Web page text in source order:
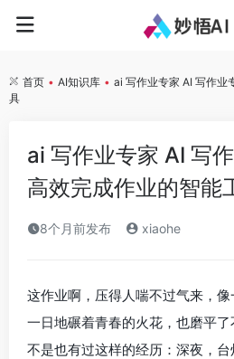
首页 • AI知识库 • ai 写作业专家 AI 写作业
具
ai 写作业专家 AI 写
高效完成作业的智能
8个月前发布 xiaohe
这作业啊，压得人喘不过气来，
一日地碾着青春的火花，也磨平
不是也有过这样的经历：深夜，台